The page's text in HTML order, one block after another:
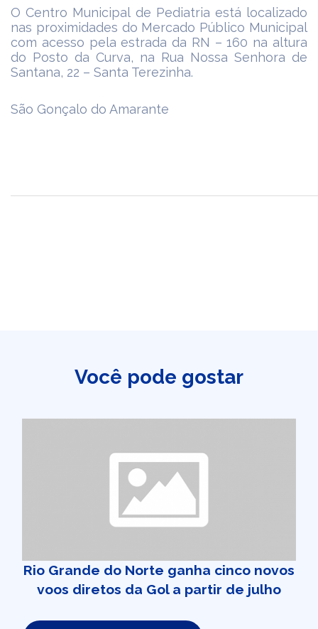
O Centro Municipal de Pediatria está localizado
nas proximidades do Mercado Público Municipal
com acesso pela estrada da RN – 160 na altura
do Posto da Curva, na Rua Nossa Senhora de
Santana, 22 – Santa Terezinha.
São Gonçalo do Amarante
Você pode gostar
Rio Grande do Norte ganha cinco novos
voos diretos da Gol a partir de julho